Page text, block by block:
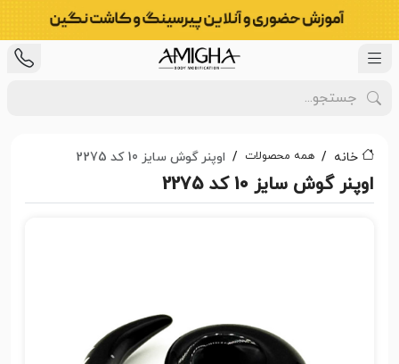
خانه همه محصولات اوپنر گوش سایز 10 کد 2275
اوپنر گوش سایز 10 کد 2275